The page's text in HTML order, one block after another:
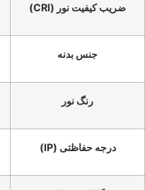
ضریب کیفیت نور (CRI)
جنس بدنه
رنگ نور
درجه حفاظتی (IP)